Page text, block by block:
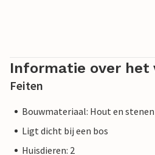
Informatie over het
Feiten
Bouwmateriaal: Hout en stenen
Ligt dicht bij een bos
Huisdieren: 2